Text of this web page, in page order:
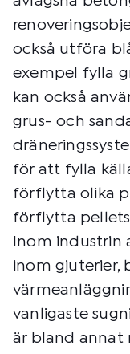
också utföra
exempel fylla
kan också
grus- och
för att fylla
förflytta olika
förflytta
Inom industrin
inom gjuterier,
vanligaste
är bland annat